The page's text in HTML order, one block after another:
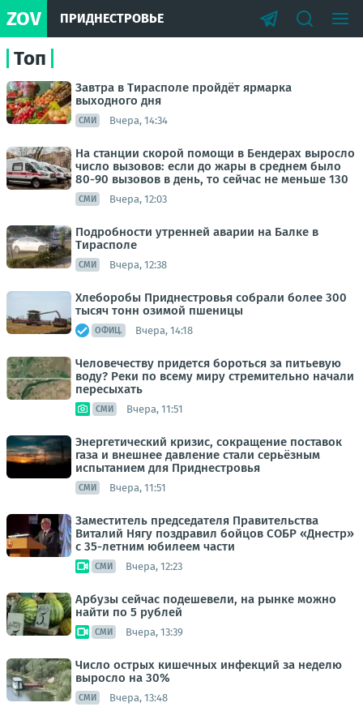
ZOV ПРИДНЕСТРОВЬЕ
Топ
Завтра в Тирасполе пройдёт ярмарка
выходного дня
СМИ Вчера, 14:34
На станции скорой помощи в Бендерах выросло
число вызовов: если до жары в среднем было
80-90 вызовов в день, то сейчас не меньше 130
СМИ Вчера, 12:03
Подробности утренней аварии на Балке в
Тирасполе
СМИ Вчера, 12:38
Хлеборобы Приднестровья собрали более 300
тысяч тонн озимой пшеницы
ОФИЦ. Вчера, 14:18
Человечеству придется бороться за питьевую
воду? Реки по всему миру стремительно начали
пересыхать
СМИ Вчера, 11:51
Энергетический кризис, сокращение поставок
газа и внешнее давление стали серьёзным
испытанием для Приднестровья
СМИ Вчера, 11:51
Заместитель председателя Правительства
Виталий Нягу поздравил бойцов СОБР «Днестр»
с 35-летним юбилеем части
СМИ Вчера, 12:23
Арбузы сейчас подешевели, на рынке можно
найти по 5 рублей
СМИ Вчера, 13:39
Число острых кишечных инфекций за неделю
выросло на 30%
СМИ Вчера, 13:48